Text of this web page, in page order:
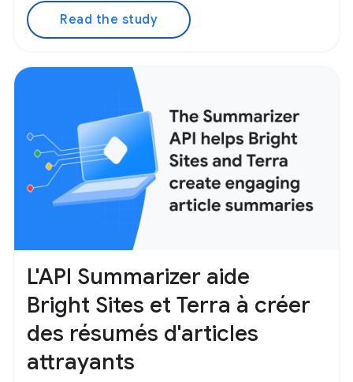
Read the study
L'API Summarizer aide
Bright Sites et Terra à créer
des résumés d'articles
attrayants